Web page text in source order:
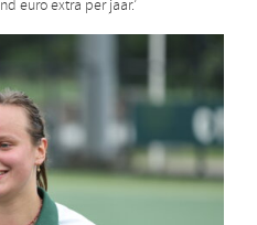
euro extra per jaar.’